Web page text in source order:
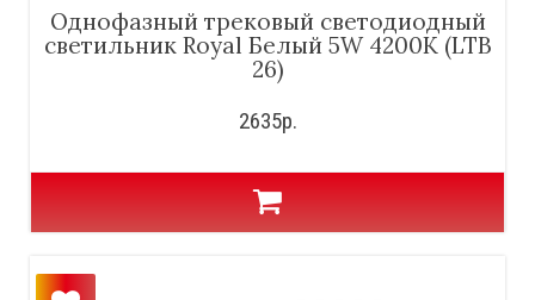
Однофазный трековый светодиодный
светильник Royal Белый 5W 4200K (LTB
26)
2635р.